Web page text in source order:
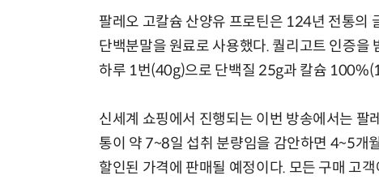
팔레오 고칼슘 산양유 프로틴은 124년 전통의
단백분말을 원료로 사용했다. 퀄리고트 인증을
하루 1번(40g)으로 단백질 25g과 칼슘
신세계 쇼핑에서 진행되는 이번 방송에서는
통이 약 7~8일 섭취 분량임을 감안하면 4~5개
할인된 가격에 판매될 예정이다. 모든 구매 고